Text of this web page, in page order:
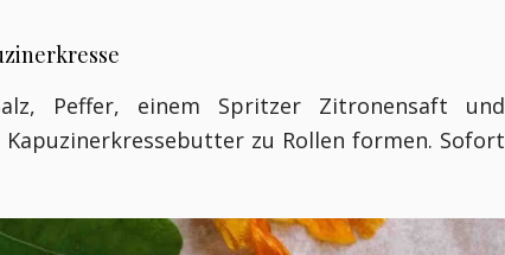
Peffer, einem Spritzer Zitronensaft und
zu Rollen formen. Sofort